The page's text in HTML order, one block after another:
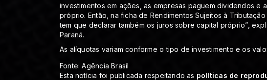
investimentos em ações, as empresas paguem dividendos e
próprio. Então, na ficha de Rendimentos Sujeitos à
tem que declarar também os juros sobre capital próprio”,
Paraná.
As alíquotas variam conforme o tipo de investimento e os
Fonte: Agência Brasil
Esta notícia foi publicada respeitando as políticas de